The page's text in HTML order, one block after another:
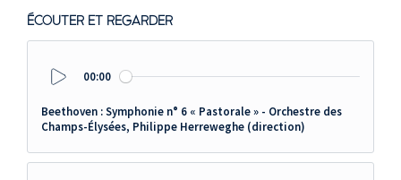
ÉCOUTER ET REGARDER
00:00
Beethoven : Symphonie n° 6 « Pastorale » - Orchestre des
Champs-Élysées, Philippe Herreweghe (direction)